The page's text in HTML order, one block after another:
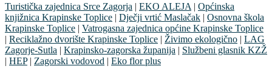
Turistička zajednica Srce Zagorja | EKO ALEJA | Općinska
knjižnica Krapinske Toplice | Dječji vrtić Maslačak | Osnovna škola
Krapinske Toplice | Vatrogasna zajednica općine Krapinske Toplice
| Reciklažno dvorište Krapinske Toplice | Živimo ekologično | LAG
Zagorje-Sutla | Krapinsko-zagorska županija | Službeni glasnik KZŽ
| HEP| Zagorski vodovod | Eko flor plus